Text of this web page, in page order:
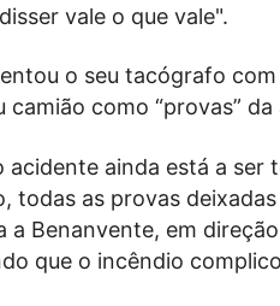
vale o que vale".
o seu tacógrafo com
camião como “provas”
acidente ainda está a ser
todas as provas
a Benanvente, em
que o incêndio